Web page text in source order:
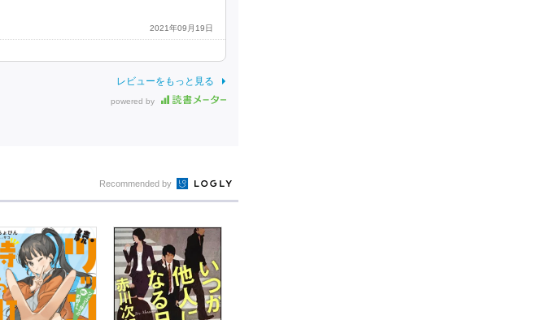
2021年09月19日
レビューをもっと見る
powered by
Recommended by